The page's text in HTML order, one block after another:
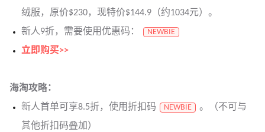
绒服，原价$230，现特价$144.9（约1034元）。
新人9折，需要使用优惠码：
NEWBIE
立即购买>>
海淘攻略：
新人首单可享8.5折，使用折扣码
NEWBIE
。（不可与
其他折扣码叠加）